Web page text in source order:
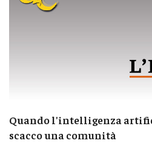
Quando l'intelligenza
scacco una comunità